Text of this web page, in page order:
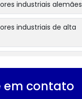
industriais alemães
industriais de alta
J.A. becker & söhne
em contato